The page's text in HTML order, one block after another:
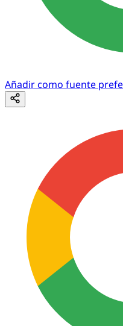
Añadir como fuente